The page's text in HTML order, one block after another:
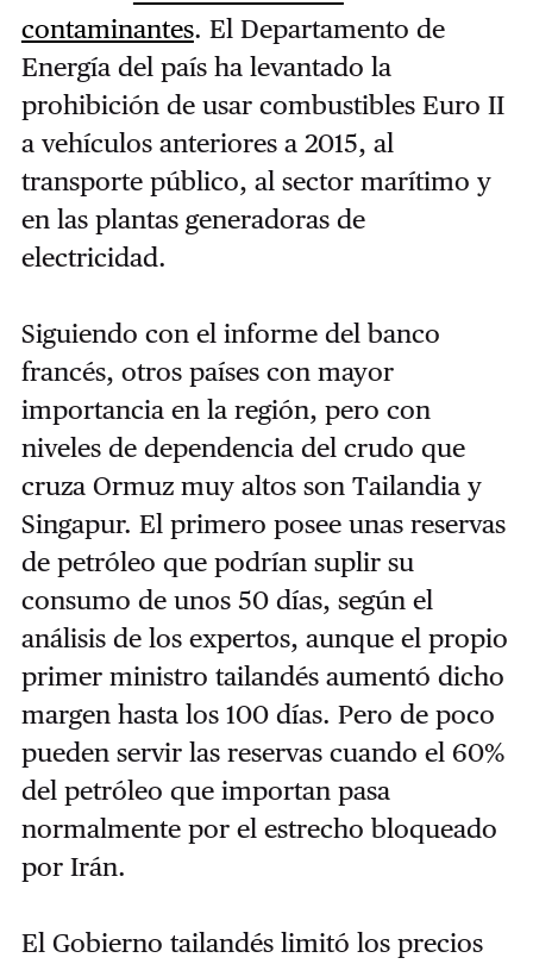
contaminantes. El Departamento de
Energía del país ha levantado la
prohibición de usar combustibles Euro II
a vehículos anteriores a 2015, al
transporte público, al sector marítimo y
en las plantas generadoras de
electricidad.
Siguiendo con el informe del banco
francés, otros países con mayor
importancia en la región, pero con
niveles de dependencia del crudo que
cruza Ormuz muy altos son Tailandia y
Singapur. El primero posee unas reservas
de petróleo que podrían suplir su
consumo de unos 50 días, según el
análisis de los expertos, aunque el propio
primer ministro tailandés aumentó dicho
margen hasta los 100 días. Pero de poco
pueden servir las reservas cuando el 60%
del petróleo que importan pasa
normalmente por el estrecho bloqueado
por Irán.
El Gobierno tailandés limitó los precios